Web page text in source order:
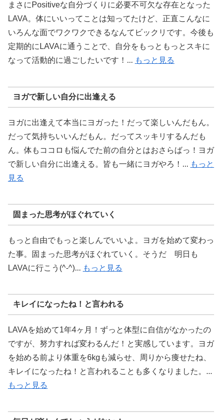
まさにPositiveな自分づくりに必要不可欠な存在となった
LAVA。体にいいってことは知ってたけど、正直こんなに
いろんな面でワクワクできるなんてビックリです。今後も
定期的にLAVAに通うことで、自分をもっともっとスキに
なって活動的に過ごしたいです！... もっと見る
ヨガで新しい自分に出逢える
ヨガに出逢えて本当にヨガった！だって楽しいんだもん。
だって気持ちいいんだもん。だってスッキリするんだも
ん。体もココロも悩んでた前の自分とはおさらばっ！ヨガ
で新しい自分に出逢える。皆も一緒にヨガやろ！... もっと
見る
固まった思考がほぐれていく
もっと自由でもっと楽しんでいいよ。ヨガを始めて変わっ
た事。固まった思考がほぐれていく。そうだ 明日も
LAVAに行こう(^-^)... もっと見る
キレイになったね！と言われる
LAVAを始めて1年4ヶ月！ずっと体型に自信がなかったの
ですが、努力すれば変わるんだ！と実感しています。ヨガ
を始める前より体重を6kgも減らせ、周りから痩せたね、
キレイになったね！と言われることも多くなりました。...
もっと見る